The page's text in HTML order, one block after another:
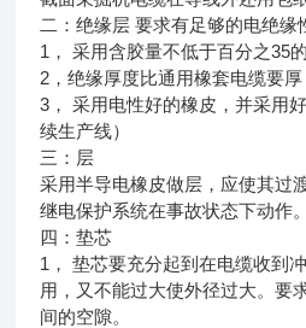
二：绝缘层 要求有足够的电绝缘
1， 采用含胶量不低于百分之35
2，绝缘厚度比通用橡套电缆要厚
3， 采用电性好的橡皮，并采用
续生产线）
三：层
采用半导电橡皮做层，应使其过
继电保护系统在事故状态下动作。
四：垫芯
1， 垫芯要充分起到在电缆收到
用，又不能过大使外径过大。要
间的空隙。